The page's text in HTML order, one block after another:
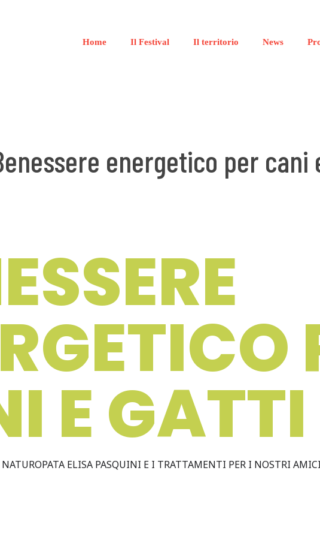
Home Il Festival Il territorio News
energetico per cani
E GATTI
NATUROPATA ELISA PASQUINI E I TRATTAMENTI PER I NOSTRI